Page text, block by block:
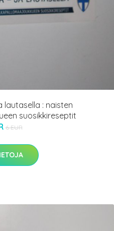
lautasella : naisten
suosikkireseptit
6 EUR